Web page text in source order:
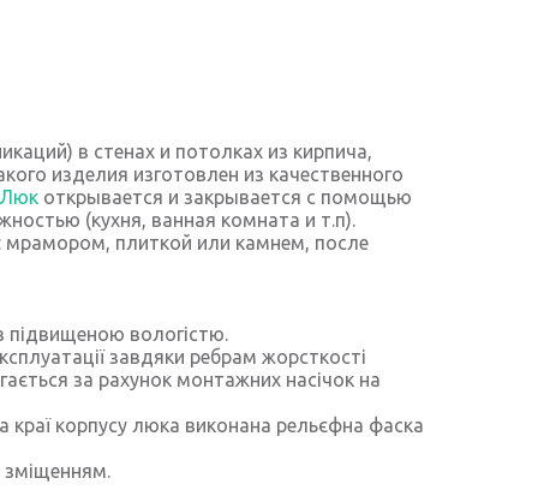
в стенах и потолках из кирпича,
изделия изготовлен из качественного
Люк открывается и закрывается с помощью
(кухня, ванная комната и т.п).
плиткой или камнем, после
підвищеною вологістю.
завдяки ребрам жорсткості
за рахунок монтажних насічок на
корпусу люка виконана рельєфна фаска
зміщенням.